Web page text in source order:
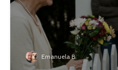
Emanuela B.